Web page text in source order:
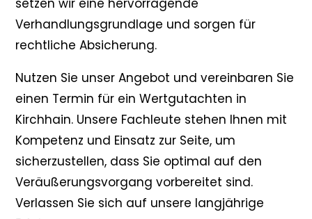
setzen wir eine hervorragende
Verhandlungsgrundlage und sorgen für
rechtliche Absicherung.
Nutzen Sie unser Angebot und vereinbaren Sie
einen Termin für ein Wertgutachten in
Kirchhain. Unsere Fachleute stehen Ihnen mit
Kompetenz und Einsatz zur Seite, um
sicherzustellen, dass Sie optimal auf den
Veräußerungsvorgang vorbereitet sind.
Verlassen Sie sich auf unsere langjährige